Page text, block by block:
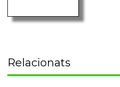
Relacionats